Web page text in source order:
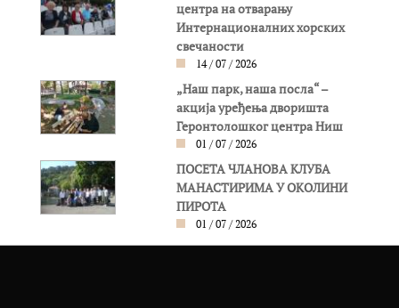
центра на отварању
Интернационалних хорских
свечаности
14 / 07 / 2026
„Наш парк, наша посла“ –
акција уређења дворишта
Геронтолошког центра Ниш
01 / 07 / 2026
ПОСЕТА ЧЛАНОВА КЛУБА
МАНАСТИРИМА У ОКОЛИНИ
ПИРОТА
01 / 07 / 2026